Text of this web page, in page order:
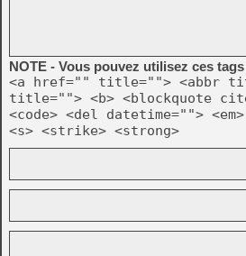
NOTE - Vous pouvez utilisez ces
<a href="" title=""> <abbr
title=""> <b> <blockquote
<code> <del datetime="">
<s> <strike> <strong>